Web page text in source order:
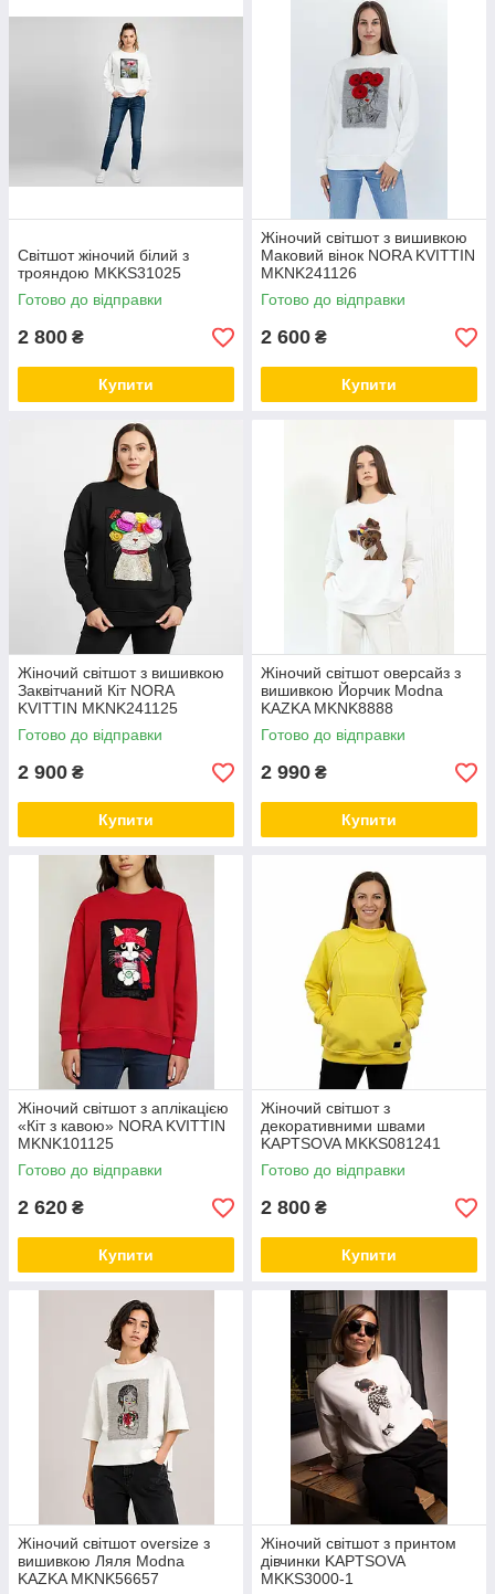
Світшот жіночий білий з
трояндою MKKS31025
Готово до відправки
2 800 ₴
Купити
Жіночий світшот з вишивкою
Маковий вінок NORA KVITTIN
MKNK241126
Готово до відправки
2 600 ₴
Купити
Жіночий світшот з вишивкою
Заквітчаний Кіт NORA
KVITTIN MKNK241125
Готово до відправки
2 900 ₴
Купити
Жіночий світшот оверсайз з
вишивкою Йорчик Modna
KAZKA MKNK8888
Готово до відправки
2 990 ₴
Купити
Жіночий світшот з аплікацією
«Кіт з кавою» NORA KVITTIN
MKNK101125
Готово до відправки
2 620 ₴
Купити
Жіночий світшот з
декоративними швами
KAPTSOVA MKKS081241
Готово до відправки
2 800 ₴
Купити
Жіночий світшот oversize з
вишивкою Ляля Modna
KAZKA MKNK56657
Жіночий світшот з принтом
дівчинки KAPTSOVA
MKKS3000-1